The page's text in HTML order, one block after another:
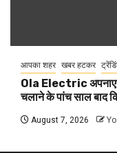
आपका शहर खबर हटकर
Ola Electric
चलाने के पांच साल बाद
August 7, 2026